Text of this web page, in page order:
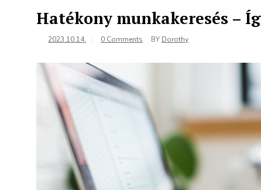
Hatékony munkakeresés –
2023.10.14. 0 Comments BY Dorothy